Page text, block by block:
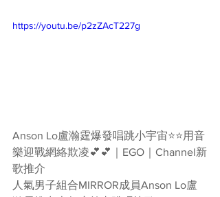
https://youtu.be/p2zZAcT227g
Anson Lo盧瀚霆爆發唱跳小宇宙⭐️⭐️用音
樂迎戰網絡欺凌💕💕｜EGO｜Channel新
歌推介
人氣男子組合MIRROR成員Anson Lo盧